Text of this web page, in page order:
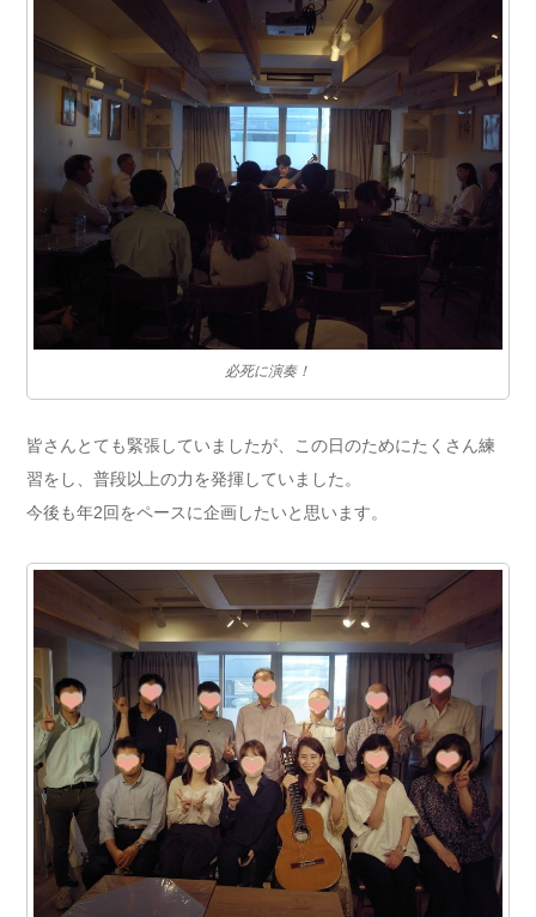
必死に演奏！
皆さんとても緊張していましたが、この日のためにたくさん練
習をし、普段以上の力を発揮していました。
今後も年2回をペースに企画したいと思います。